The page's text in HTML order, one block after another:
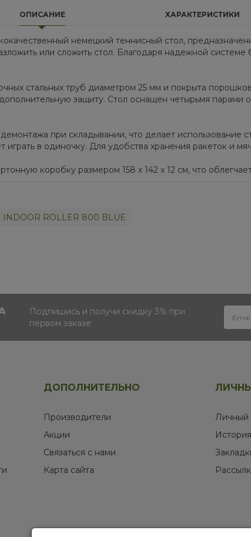
ОПИСАНИЕ ХАРАКТЕРИСТИКИ
немецкий теннисный стол,
или сложить стол. Благодаря надежной
стальных труб диаметром 25 мм и покрыта
защиту. Стол оснащен четырьмя
при складывании, что делает
играть в одиночку. Для удобства хранения ракеток и
коробку размером 158 х 142 х 12 см, что
INDOOR ROLLER 800 BLUE
Подпишись и получи скидку 3% при
первом заказе
ДОПОЛНИТЕЛЬНО
Производители
Акции
Связаться с нами
Карта сайта
Личный